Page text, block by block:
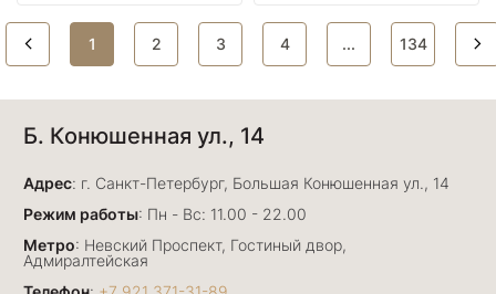
1 2 3 4 ... 134
Б. Конюшенная ул., 14
Адрес: г. Санкт-Петербург, Большая Конюшенная ул., 14
Режим работы: Пн - Вс: 11.00 - 22.00
Метро: Невский Проспект, Гостиный двор,
Адмиралтейская